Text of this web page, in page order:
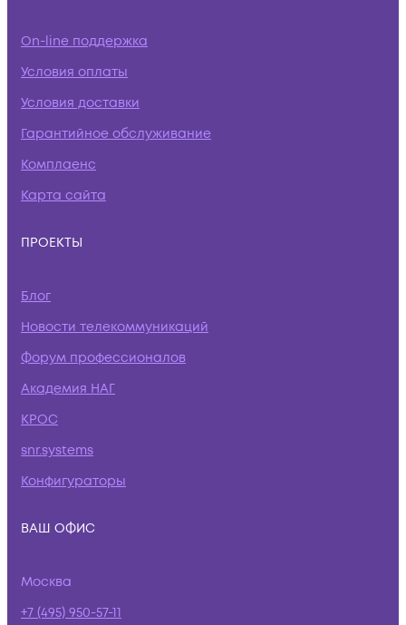
On-line поддержка
Условия оплаты
Условия доставки
Гарантийное обслуживание
Комплаенс
Карта сайта
ПРОЕКТЫ
Блог
Новости телекоммуникаций
Форум профессионалов
Академия НАГ
КРОС
snr.systems
Конфигураторы
ВАШ ОФИС
Москва
+7 (495) 950-57-11